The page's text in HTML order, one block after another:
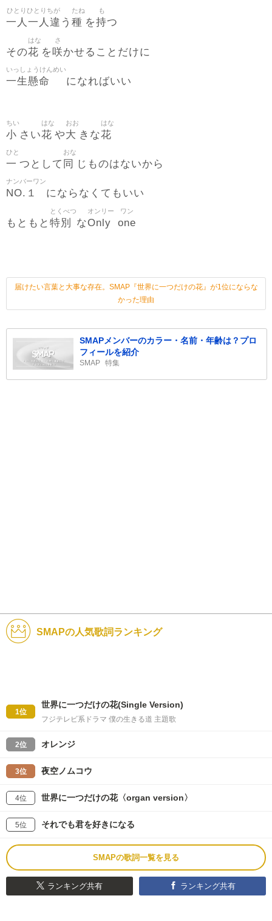
一人一人違
ひとりひとりちが
う 種
たね
を持
も
つ
その花
はな
を咲
さ
かせることだけに
一生懸命
いっしょうけんめい
になればいい
小
ちい
さい花
はな
や大
おお
きな花
はな
一
ひと
つとして 同
おな
じものはないから
NO.１
ナンバーワン
にならなくてもいい
もともと 特別
とくべつ
なOnly
オンリー
one
ワン
届けたい言葉と大事な存在。SMAP『世界に一つだけの花』が1位にならな
かった理由
SMAPメンバーのカラー・名前・年齢は？プロ
フィールを紹介
SMAP 特集
SMAPの人気歌詞ランキング
1位
世界に一つだけの花(Single Version)
フジテレビ系ドラマ 僕の生きる道 主題歌
2位 オレンジ
3位 夜空ノムコウ
4位 世界に一つだけの花〈organ version〉
5位 それでも君を好きになる
SMAPの歌詞一覧を見る
ランキング共有 ランキング共有